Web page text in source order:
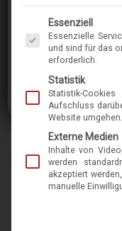
Topaktuelle
in
eine
bequem auf
immer gut
Marke
Name
Es folgt eine Liste der
Essenziell
Essenzielle
und sind für das
erforderlich.
Statistik
Statistik-
Aufschluss
Website umgehen.
Externe Medien
Inhalte von
werden
akzeptiert
manuelle